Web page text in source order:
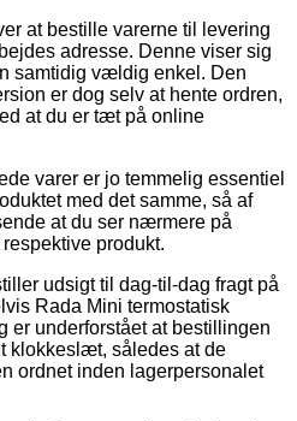
at bestille varerne til levering
adresse. Denne viser sig
samtidig vældig enkel. Den
er dog selv at hente ordren,
at du er tæt på online
varer er jo temmelig essentiel
med det samme, så af
at du ser nærmere på
produkt.
udsigt til dag-til-dag fragt på
Rada Mini termostatisk
er underforstået at bestillingen
klokkeslæt, således at de
ordnet inden lagerpersonalet